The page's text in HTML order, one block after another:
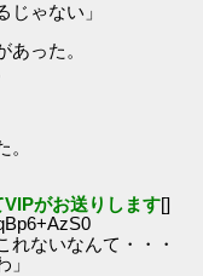
じゃない」
った。
がお送りします[]
れないなんて・・・